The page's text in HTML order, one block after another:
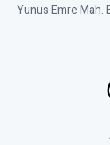
Yunus Emre Mah.